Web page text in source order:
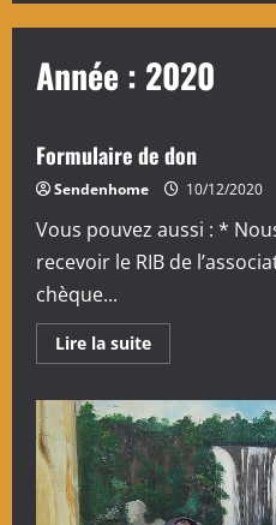
Année : 2020
Formulaire de don
Sendenhome 10/12/2020
Vous pouvez aussi : *
recevoir le RIB de
chèque...
Lire la suiteEn
savoir
Formulaire
de
don